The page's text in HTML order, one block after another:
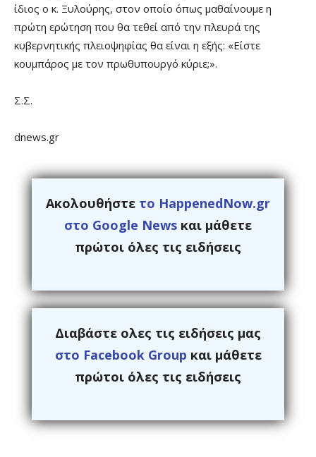
ίδιος ο κ. Ξυλούρης, στον οποίο όπως μαθαίνουμε η
πρώτη ερώτηση που θα τεθεί από την πλευρά της
κυβερνητικής πλειοψηφίας θα είναι η εξής: «Είστε
κουμπάρος με τον πρωθυπουργό κύριε;».
Σ.Σ.
dnews.gr
Ακολουθήστε το HappenedNow.gr
στο Google News και μάθετε
πρώτοι όλες τις ειδήσεις
Διαβάστε ολες τις ειδήσεις μας
στο Facebook Group και μάθετε
πρώτοι όλες τις ειδήσεις